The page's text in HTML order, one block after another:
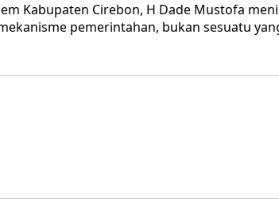
Kabupaten Cirebon, H Dade Mustofa
pemerintahan, bukan sesuatu